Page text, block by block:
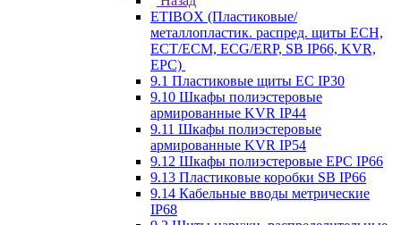
ETIBOX (Пластиковые/
металлопластик. распред. щиты ECH,
ECT/ECM, ECG/ERP, SB IP66, KVR,
EPC)
9.1 Пластиковые щиты EC IP30
9.10 Шкафы полиэстеровые
армированные KVR IP44
9.11 Шкафы полиэстеровые
армированные KVR IP54
9.12 Шкафы полиэстеровые EPC IP66
9.13 Пластиковые коробки SB IP66
9.14 Кабельные вводы метрические
IP68